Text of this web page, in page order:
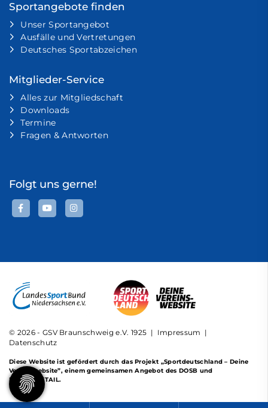
Sportangebote finden
Unser Sportangebot
Ausfälle und Vertretungen
Deutsches Sportabzeichen
Mitglieder-Service
Alles zur Mitgliedschaft
Downloads
Termine
Fragen & Antworten
Folgt uns gerne!
© 2026 - GSV Braunschweig e.V. 1925 | Impressum
Datenschutz
Diese Website ist gefördert durch das Projekt „Sportdeutschland – Deine
Vereinswebsite”, einem gemeinsamen Angebot des DOSB und
NETZCOCKTAIL.